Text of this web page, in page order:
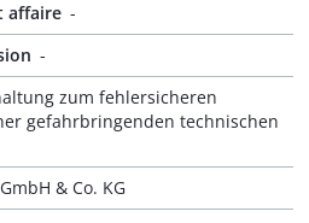
affaire -
-
zum fehlersicheren
gefahrbringenden technischen
& Co. KG